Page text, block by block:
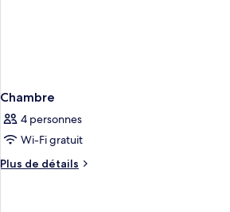
Chambre
4 personnes
Wi-Fi gratuit
Plus de détails
Plus